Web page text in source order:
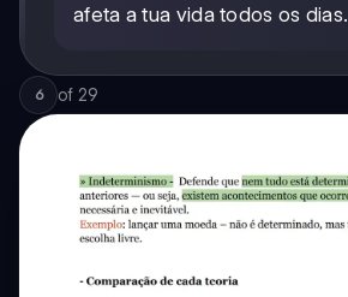
afeta a tua vida todos os dias.
6 of 29